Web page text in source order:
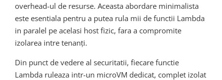
overhead-ul de resurse. Aceasta abordare minimalista
este esentiala pentru a putea rula mii de functii Lambda
in paralel pe acelasi host fizic, fara a compromite
izolarea intre tenanți.
Din punct de vedere al securitatii, fiecare functie
Lambda ruleaza intr-un microVM dedicat, complet izolat